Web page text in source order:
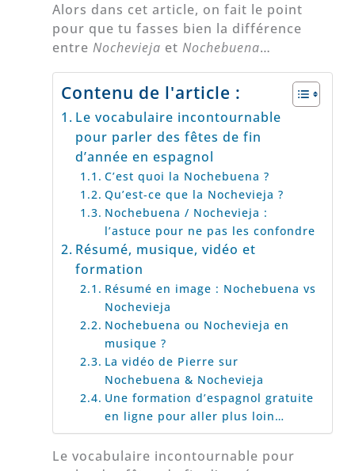
Alors dans cet article, on fait le point
pour que tu fasses bien la différence
entreNochevieja etNochebuena…
Contenu de l'article :
Le vocabulaire incontournable
pour parler des fêtes de fin
d’année en espagnol
C’est quoi la Nochebuena ?
Qu’est-ce que la Nochevieja ?
Nochebuena / Nochevieja :
l’astuce pour ne pas les confondre
Résumé, musique, vidéo et
formation
Résumé en image : Nochebuena vs
Nochevieja
Nochebuena ou Nochevieja en
musique ?
La vidéo de Pierre sur
Nochebuena & Nochevieja
Une formation d’espagnol gratuite
en ligne pour aller plus loin…
Le vocabulaire incontournable pour